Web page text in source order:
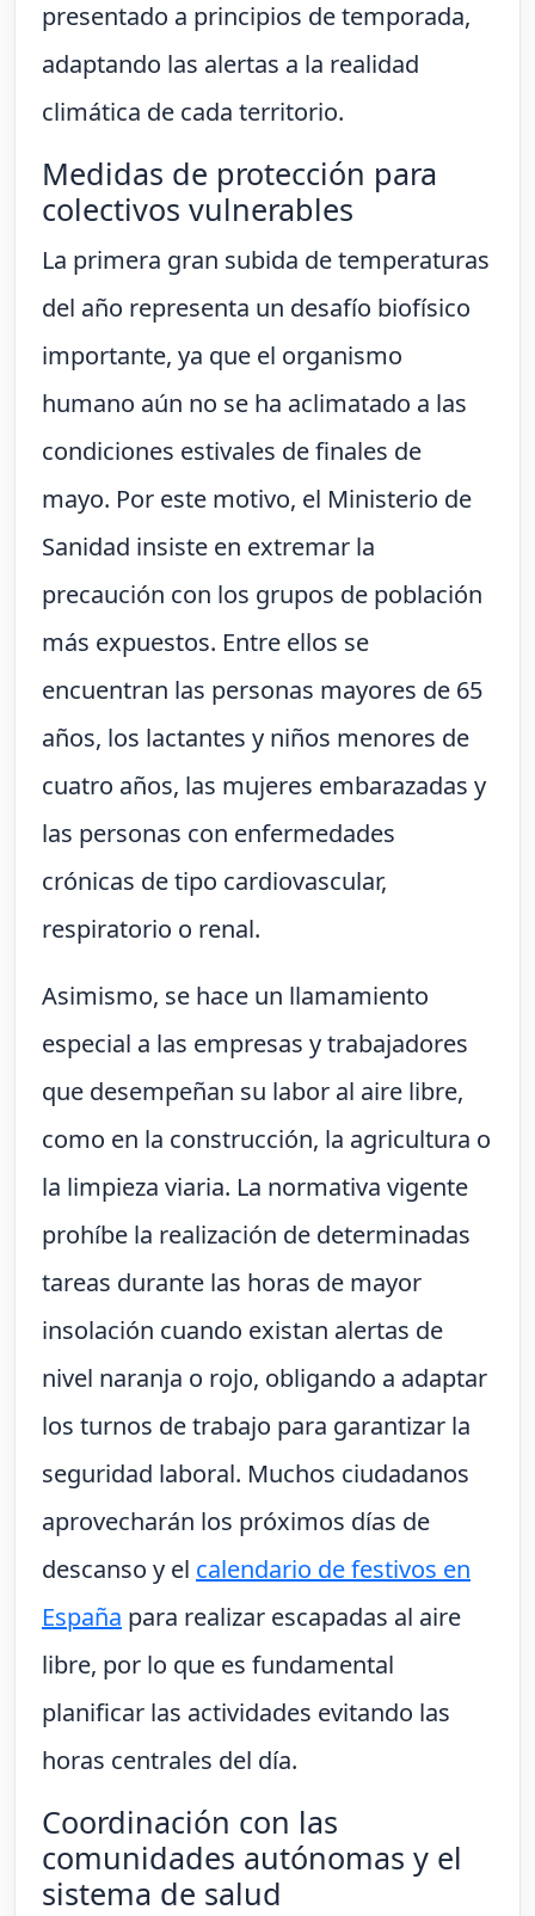
presentado a principios de temporada,
adaptando las alertas a la realidad
climática de cada territorio.
Medidas de protección para
colectivos vulnerables
La primera gran subida de temperaturas
del año representa un desafío biofísico
importante, ya que el organismo
humano aún no se ha aclimatado a las
condiciones estivales de finales de
mayo. Por este motivo, el Ministerio de
Sanidad insiste en extremar la
precaución con los grupos de población
más expuestos. Entre ellos se
encuentran las personas mayores de 65
años, los lactantes y niños menores de
cuatro años, las mujeres embarazadas y
las personas con enfermedades
crónicas de tipo cardiovascular,
respiratorio o renal.
Asimismo, se hace un llamamiento
especial a las empresas y trabajadores
que desempeñan su labor al aire libre,
como en la construcción, la agricultura o
la limpieza viaria. La normativa vigente
prohíbe la realización de determinadas
tareas durante las horas de mayor
insolación cuando existan alertas de
nivel naranja o rojo, obligando a adaptar
los turnos de trabajo para garantizar la
seguridad laboral. Muchos ciudadanos
aprovecharán los próximos días de
descanso y el calendario de festivos en
España para realizar escapadas al aire
libre, por lo que es fundamental
planificar las actividades evitando las
horas centrales del día.
Coordinación con las
comunidades autónomas y el
sistema de salud